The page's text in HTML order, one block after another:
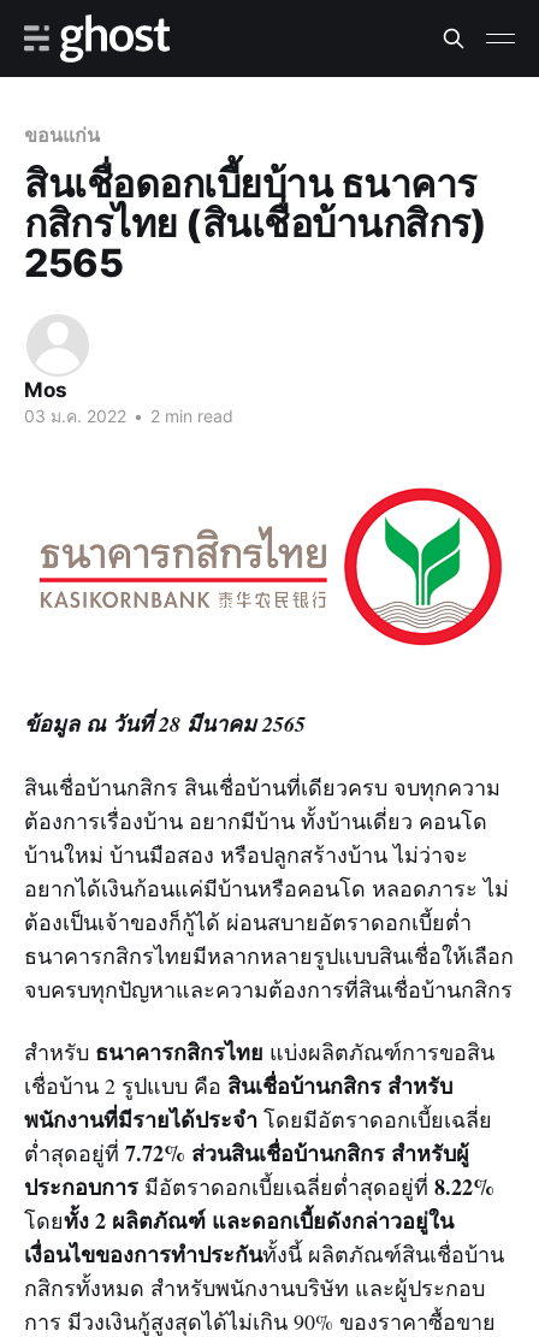
ขอนแก่น
สินเชื่อดอกเบี้ยบ้าน ธนาคาร
กสิกรไทย (สินเชื่อบ้านกสิกร)
2565
Mos
03 ม.ค. 2022 • 2 min read
ข้อมูล ณ วันที่ 28 มีนาคม 2565
สินเชื่อบ้านกสิกร สินเชื่อบ้านที่เดียวครบ จบทุกความ
ต้องการเรื่องบ้าน อยากมีบ้าน ทั้งบ้านเดี่ยว คอนโด
บ้านใหม่ บ้านมือสอง หรือปลูกสร้างบ้าน ไม่ว่าจะ
อยากได้เงินก้อนแค่มีบ้านหรือคอนโด หลอดภาระ ไม่
ต้องเป็นเจ้าของก็กู้ได้ ผ่อนสบายอัตราดอกเบี้ยต่ำ
ธนาคารกสิกรไทยมีหลากหลายรูปแบบสินเชื่อให้เลือก
จบครบทุกปัญหาและความต้องการที่สินเชื่อบ้านกสิกร
สำหรับ ธนาคารกสิกรไทย แบ่งผลิตภัณฑ์การขอสิน
เชื่อบ้าน 2 รูปแบบ คือ สินเชื่อบ้านกสิกร สำหรับ
พนักงานที่มีรายได้ประจำ โดยมีอัตราดอกเบี้ยเฉลี่ย
ต่ำสุดอยู่ที่ 7.72% ส่วนสินเชื่อบ้านกสิกร สำหรับผู้
ประกอบการ มีอัตราดอกเบี้ยเฉลี่ยต่ำสุดอยู่ที่ 8.22%
โดยทั้ง 2 ผลิตภัณฑ์ และดอกเบี้ยดังกล่าวอยู่ใน
เงื่อนไขของการทำประกันทั้งนี้ ผลิตภัณฑ์สินเชื่อบ้าน
กสิกรทั้งหมด สำหรับพนักงานบริษัท และผู้ประกอบ
การ มีวงเงินกู้สูงสุดได้ไม่เกิน 90% ของราคาซื้อขาย